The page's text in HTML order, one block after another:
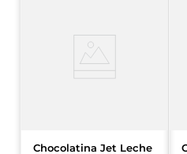
Chocolatina Jet Leche